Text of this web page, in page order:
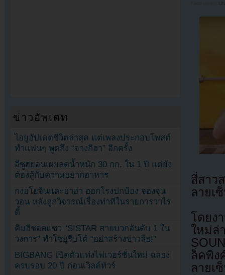
สี่สาว
ลายเ
โดยง
ใหม่ล่
ล็คพิง
ลายเ
ข่าวอัพเดท
ไอยูอัปเดตชีวิตล่าสุด แต่เพลงประกอบโพสต์
ทำแฟนๆ พูดถึง “จางกีฮา” อีกครั้ง
อีซูฮยอนเผยลดน้ำหนัก 30 กก. ใน 1 ปี แต่ยัง
ต้องสู้กับความอยากอาหาร
กงฮโยจินและฮาฮ่า ออกโรงปกป้อง จองจุน
วอน หลังถูกวิจารณ์เรื่องท่าทีในรายการวาไร
ตี้
คิมฮีชอลแซว “SISTAR สายบวกอันดับ 1 ใน
วงการ” ทำโซยูรีบโต้ “อย่าสร้างข่าวลือ!”
BIGBANG เปิดตัวแท่งไฟเวอร์ชั่นใหม่ ฉลอง
ครบรอบ 20 ปี ก่อนเวิลด์ทัวร์